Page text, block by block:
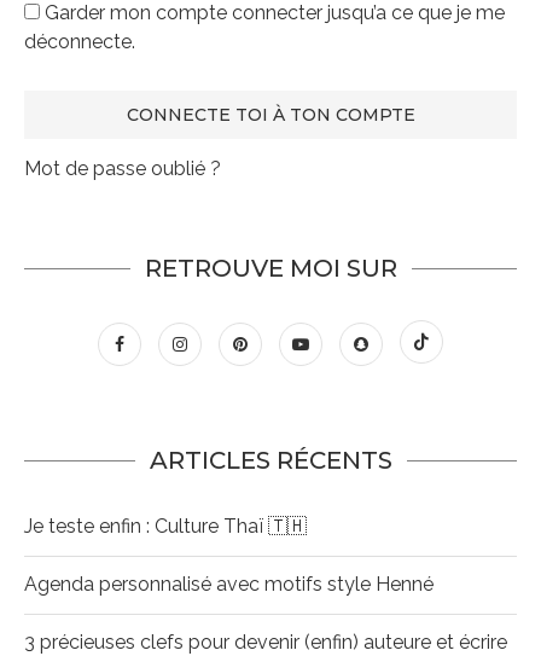
Garder mon compte connecter jusqu’a ce que je me
déconnecte.
Mot de passe oublié ?
RETROUVE MOI SUR
ARTICLES RÉCENTS
Je teste enfin : Culture Thaï 🇹🇭
Agenda personnalisé avec motifs style Henné
3 précieuses clefs pour devenir (enfin) auteure et écrire